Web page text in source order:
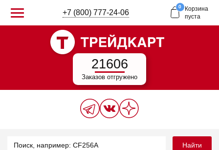
+7 (800) 777-24-06
0
Корзина
пуста
21606
Заказов отгружено
Найти